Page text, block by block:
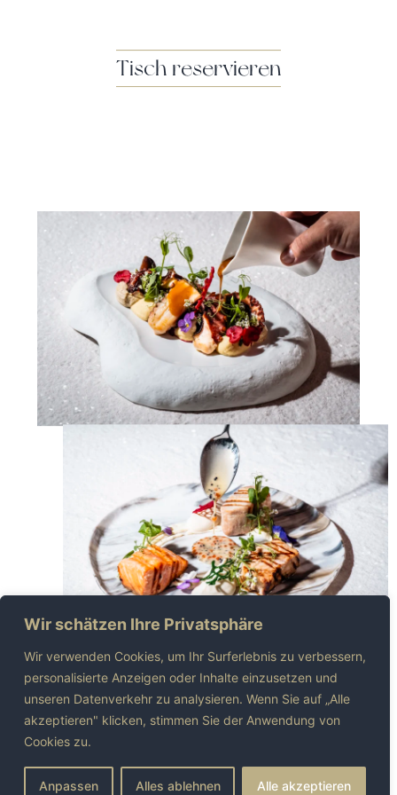
Wir schätzen Ihre Privatsphäre
Wir verwenden Cookies, um Ihr Surferlebnis zu verbessern,
personalisierte Anzeigen oder Inhalte einzusetzen und
unseren Datenverkehr zu analysieren. Wenn Sie auf „Alle
akzeptieren" klicken, stimmen Sie der Anwendung von
Cookies zu.
Anpassen Alles ablehnen Alle akzeptieren
Tisch reservieren